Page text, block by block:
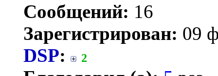
Сообщений: 16
Зарегистрирован: 09
DSP: 2